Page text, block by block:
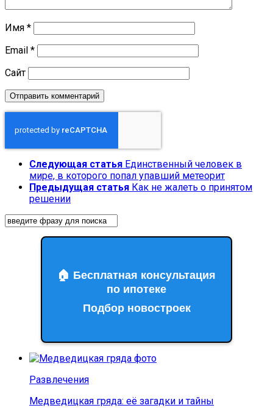
Имя *
Email *
Сайт
Следующая статья Единственный человек в
мире, в которого попал упавший метеорит
Предыдущая статья Как не жалеть о принятом
решении
🏠 Бесплатная консультация
по ипотеке
Подбор новостроек
Развлечения
Медведицкая гряда: её загадки и тайны